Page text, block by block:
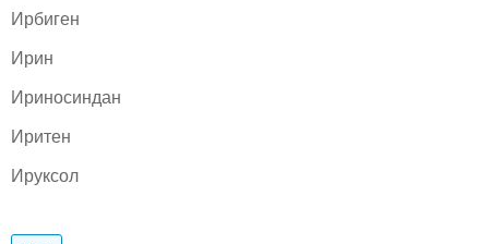
Ирбиген
Ирин
Ириносиндан
Иритен
Ируксол